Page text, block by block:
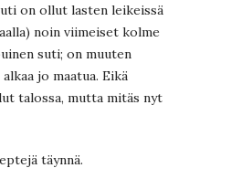
on ollut lasten leikeissä
noin viimeiset kolme
suti; on muuten
jo maatua. Eikä
talossa, mutta mitäs nyt
täynnä.